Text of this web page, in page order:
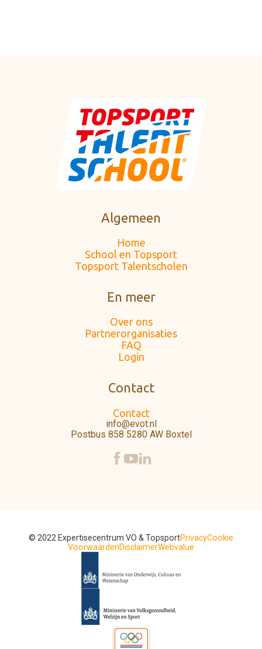
Algemeen
Home
School en Topsport
Topsport Talentscholen
En meer
Over ons
Partnerorganisaties
FAQ
Login
Contact
Contact
info@evot.nl
Postbus 858 5280 AW Boxtel
© 2022 Expertisecentrum VO & TopsportPrivacyCookie
VoorwaardenDisclaimerWebvalue